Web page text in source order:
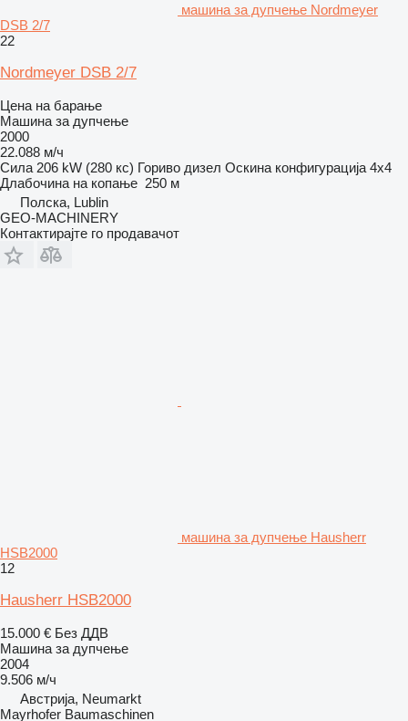
машина за дупчење Nordmeyer
DSB 2/7
22
Nordmeyer DSB 2/7
Цена на барање
Машина за дупчење
2000
22.088 м/ч
Сила 206 kW (280 кс) Гориво дизел Оскина конфигурација 4x4
Длабочина на копање 250 м
Полска, Lublin
GEO-MACHINERY
Контактирајте го продавачот
машина за дупчење Hausherr
HSB2000
12
Hausherr HSB2000
15.000 € Без ДДВ
Машина за дупчење
2004
9.506 м/ч
Австрија, Neumarkt
Mayrhofer Baumaschinen